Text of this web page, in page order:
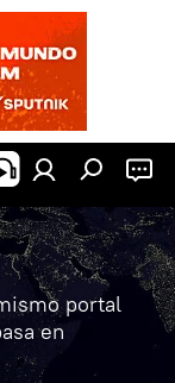
portal
en